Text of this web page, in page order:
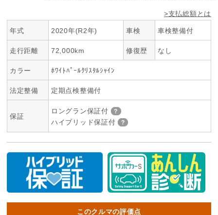
>支払総額とは
年式 2020年(R2年) 車検 車検整備付
走行距離 72,000km 修復歴 なし
カラー ﾎﾜｲﾄﾊﾟｰﾙｸﾘｽﾀﾙｼｬｲﾝ
法定整備 定期点検整備付
保証
ロングラン保証付
ハイブリッド保証付
このクルマの評価点